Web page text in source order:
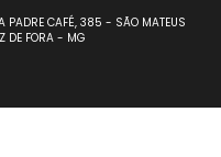
PADRE CAFÉ, 385 - SÃO MATEUS
DE FORA - MG